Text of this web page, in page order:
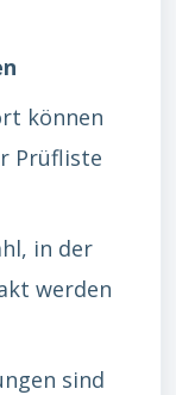
können
Prüfliste
in der
werden
sind